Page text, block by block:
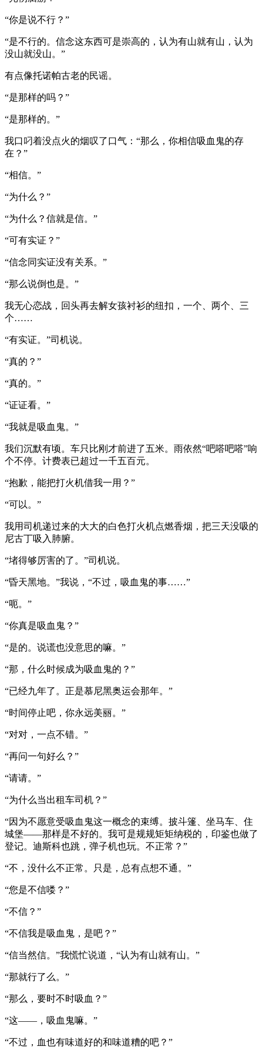
“你是说不行？”
“是不行的。信念这东西可是崇高的，认为有山就有山，认为
没山就没山。”
有点像托诺帕古老的民谣。
“是那样的吗？”
“是那样的。”
我口叼着没点火的烟叹了口气：“那么，你相信吸血鬼的存
在？”
“相信。”
“为什么？”
“为什么？信就是信。”
“可有实证？”
“信念同实证没有关系。”
“那么说倒也是。”
我无心恋战，回头再去解女孩衬衫的纽扣，一个、两个、三
个……
“有实证。”司机说。
“真的？”
“真的。”
“证证看。”
“我就是吸血鬼。”
我们沉默有顷。车只比刚才前进了五米。雨依然“吧嗒吧嗒”响
个不停。计费表已超过一千五百元。
“抱歉，能把打火机借我一用？”
“可以。”
我用司机递过来的大大的白色打火机点燃香烟，把三天没吸的
尼古丁吸入肺腑。
“堵得够厉害的了。”司机说。
“昏天黑地。”我说，“不过，吸血鬼的事……”
“呃。”
“你真是吸血鬼？”
“是的。说谎也没意思的嘛。”
“那，什么时候成为吸血鬼的？”
“已经九年了。正是慕尼黑奥运会那年。”
“时间停止吧，你永远美丽。”
“对对，一点不错。”
“再问一句好么？”
“请请。”
“为什么当出租车司机？”
“因为不愿意受吸血鬼这一概念的束缚。披斗篷、坐马车、住
城堡——那样是不好的。我可是规规矩矩纳税的，印鉴也做了
登记。迪斯科也跳，弹子机也玩。不正常？”
“不，没什么不正常。只是，总有点想不通。”
“您是不信喽？”
“不信？”
“不信我是吸血鬼，是吧？”
“信当然信。”我慌忙说道，“认为有山就有山。”
“那就行了么。”
“那么，要时不时吸血？”
“这——，吸血鬼嘛。”
“不过，血也有味道好的和味道糟的吧？”